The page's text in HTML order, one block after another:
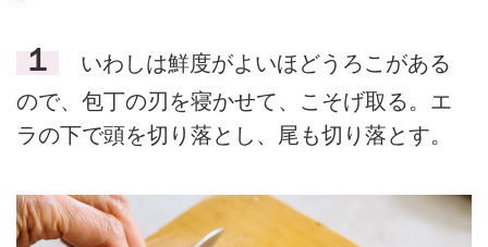
１
いわしは鮮度がよいほどうろこがある
ので、包丁の刃を寝かせて、こそげ取る。エ
ラの下で頭を切り落とし、尾も切り落とす。